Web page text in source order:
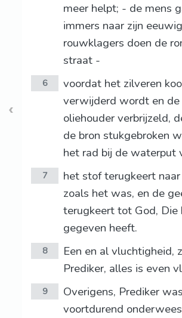
meer helpt; - de mens
immers naar zijn
rouwklagers doen de
straat -
6
voordat het zilveren
verwijderd wordt en de
oliehouder verbrijzeld,
de bron stukgebroken
het rad bij de waterput
7
het stof terugkeert
zoals het was, en de
terugkeert tot God, Die
gegeven heeft.
8
Een en al vluchtigheid,
Prediker, alles is even
9
Overigens, Prediker
voortdurend